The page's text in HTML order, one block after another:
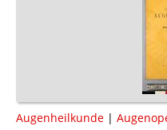
Augenheilkunde |